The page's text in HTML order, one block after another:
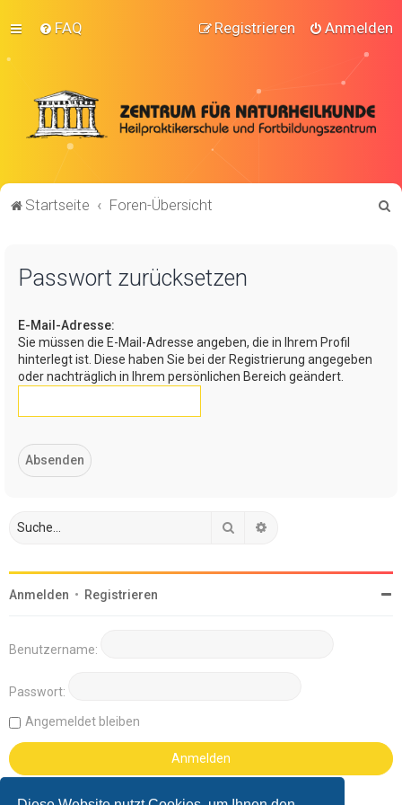
FAQ Anmelden
Registrieren
Startseite Foren-Übersicht
Passwort zurücksetzen
E-Mail-Adresse:
Sie müssen die E-Mail-Adresse angeben, die in Ihrem Profil
hinterlegt ist. Diese haben Sie bei der Registrierung angegeben
oder nachträglich in Ihrem persönlichen Bereich geändert.
Suche
Anmelden • Registrieren
Benutzername:
Passwort:
Angemeldet bleiben